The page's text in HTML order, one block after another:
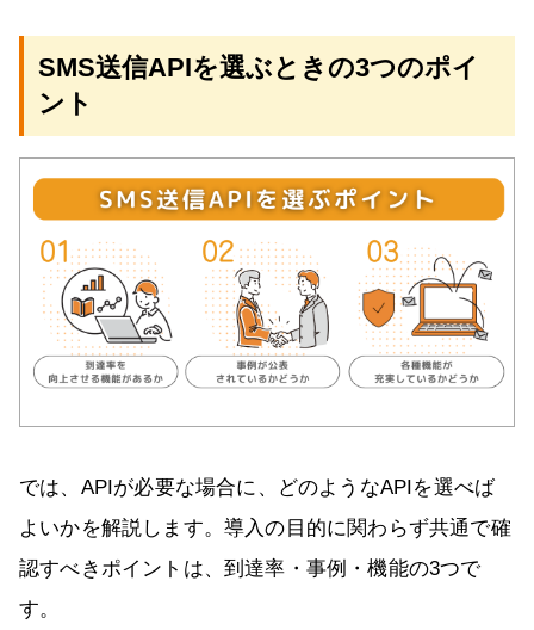
SMS送信APIを選ぶときの3つのポイ
ント
では、APIが必要な場合に、どのようなAPIを選べば
よいかを解説します。導入の目的に関わらず共通で確
認すべきポイントは、到達率・事例・機能の3つで
す。